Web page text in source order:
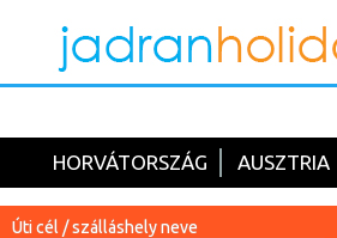
HORVÁTORSZÁG AUSZTRIA
Úti cél / szálláshely neve